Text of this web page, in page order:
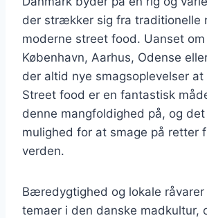
der strækker sig fra traditionelle
moderne street food. Uanset om
København, Aarhus, Odense
der altid nye smagsoplevelser at
Street food er en fantastisk
denne mangfoldighed på, og
mulighed for at smage på retter
verden.
Bæredygtighed og lokale råvarer
temaer i den danske madkultur,